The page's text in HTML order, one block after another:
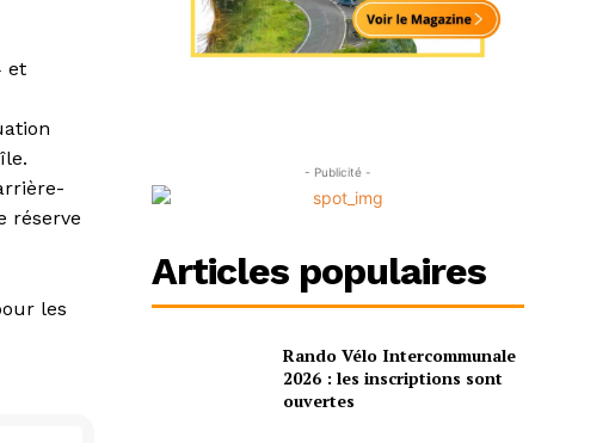
et
réserve
les
- Publicité -
Articles populaires
Rando Vélo Intercommunale
2026 : les inscriptions sont
ouvertes